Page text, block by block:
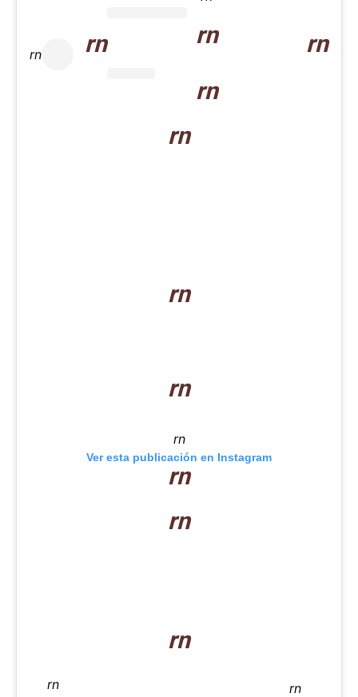
rn rn
rn
rn
rn
rn
rn
rn
rn
Ver esta publicación en Instagram
rn
rn
rn
rn rn